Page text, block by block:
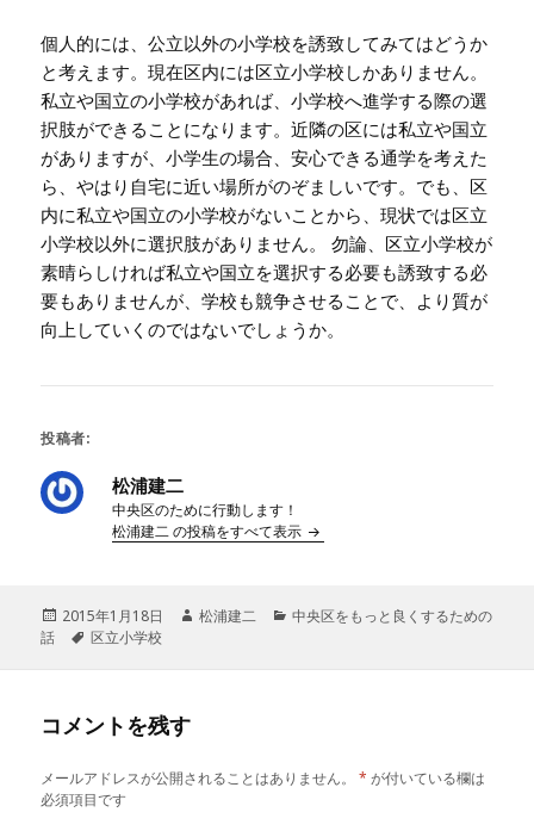
個人的には、公立以外の小学校を誘致してみてはどうか
と考えます。現在区内には区立小学校しかありません。
私立や国立の小学校があれば、小学校へ進学する際の選
択肢ができることになります。近隣の区には私立や国立
がありますが、小学生の場合、安心できる通学を考えた
ら、やはり自宅に近い場所がのぞましいです。でも、区
内に私立や国立の小学校がないことから、現状では区立
小学校以外に選択肢がありません。 勿論、区立小学校が
素晴らしければ私立や国立を選択する必要も誘致する必
要もありませんが、学校も競争させることで、より質が
向上していくのではないでしょうか。
投稿者:
松浦建二
中央区のために行動します！
松浦建二 の投稿をすべて表示
投
稿
2015年1月18日
作
松浦建二
カ
中央区をもっと良くするための
話
タ
区立小学校
コメントを残す
メールアドレスが公開されることはありません。 * が付いている欄は
必須項目です